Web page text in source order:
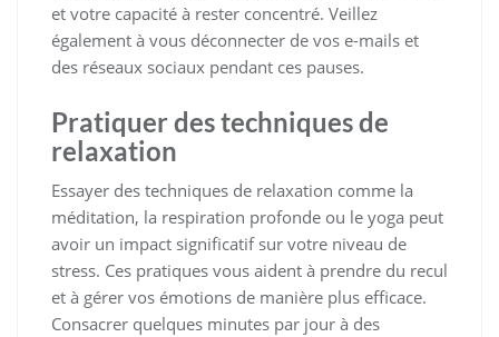
et votre capacité à rester concentré. Veillez
également à vous déconnecter de vos e-mails et
des réseaux sociaux pendant ces pauses.
Pratiquer des techniques de
relaxation
Essayer des techniques de relaxation comme la
méditation, la respiration profonde ou le yoga peut
avoir un impact significatif sur votre niveau de
stress. Ces pratiques vous aident à prendre du recul
et à gérer vos émotions de manière plus efficace.
Consacrer quelques minutes par jour à des